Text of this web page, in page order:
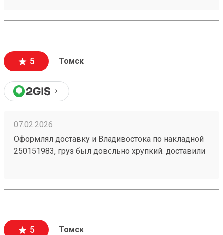
дешевле.
5 Томск
07.02.2026
Оформлял доставку и Владивостока по накладной
250151983, груз был довольно хрупкий. доставили
5 Томск